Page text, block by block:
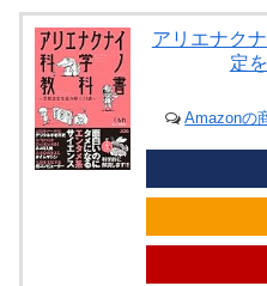
アリエナク
定
Amazonの